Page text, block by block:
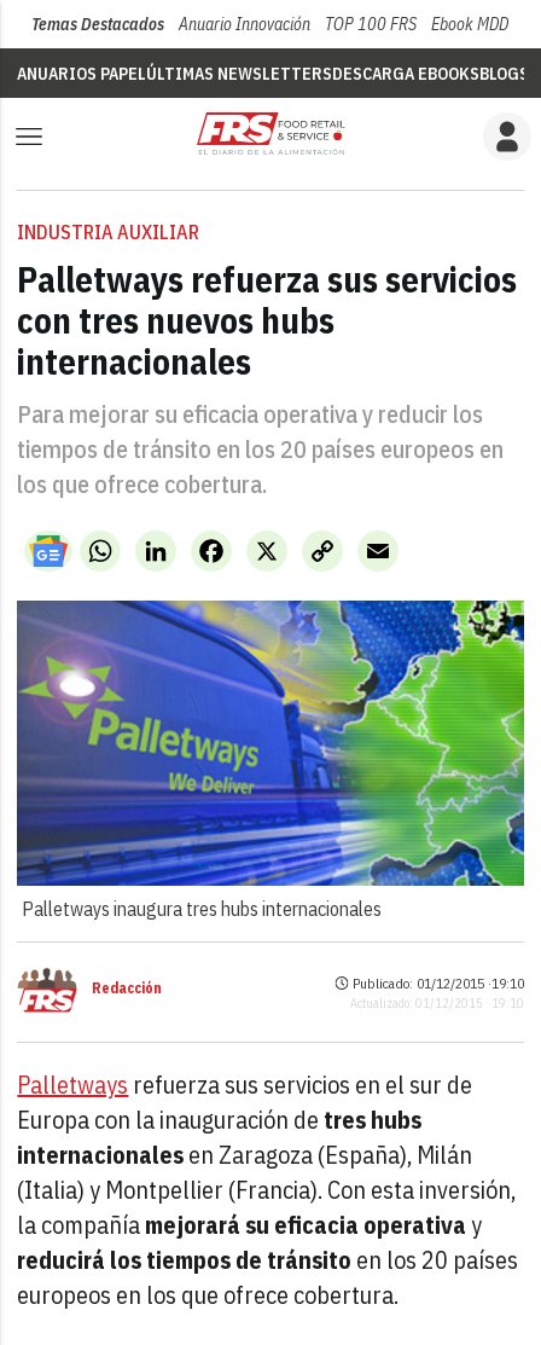
Temas Destacados Anuario Innovación TOP 100 FRS Ebook MDD
ANUARIOS PAPELÚLTIMAS NEWSLETTERSDESCARGA EBOOKSBLOGS
INDUSTRIA AUXILIAR
Palletways refuerza sus servicios
con tres nuevos hubs
internacionales
Para mejorar su eficacia operativa y reducir los
tiempos de tránsito en los 20 países europeos en
los que ofrece cobertura.
WhatsAppLinkedIn X
Facebook
Copy
Link
Email
Palletways inaugura tres hubs internacionales
Redacción Publicado: 01/12/2015 ·19:10
Actualizado: 01/12/2015 · 19:10
Palletways refuerza sus servicios en el sur de
Europa con la inauguración de tres hubs
internacionalesen Zaragoza (España), Milán
(Italia) y Montpellier (Francia). Con esta inversión,
la compañíamejorará su eficacia operativay
reducirá los tiempos de tránsito en los 20 países
europeos en los que ofrece cobertura.